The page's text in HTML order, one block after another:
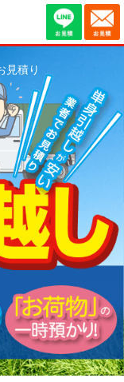
見積り